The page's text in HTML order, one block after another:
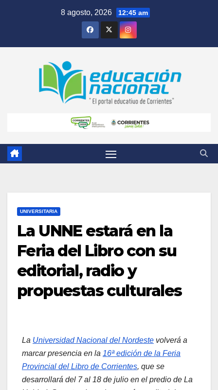
8 agosto, 2026 12:45 am
UNIVERSITARIA
La UNNE estará en la
Feria del Libro con su
editorial, radio y
propuestas culturales
La Universidad Nacional del Nordeste volverá a
marcar presencia en la 16ª edición de la Feria
Provincial del Libro de Corrientes, que se
desarrollará del 7 al 18 de julio en el predio de La